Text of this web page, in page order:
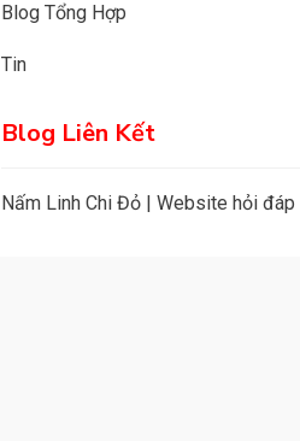
Blog Tổng Hợp
Tin
Blog Liên Kết
Nấm Linh Chi Đỏ| Website hỏi đáp